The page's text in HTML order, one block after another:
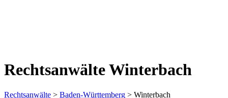
Rechtsanwälte Winterbach
Rechtsanwälte > Baden-Württemberg > Winterbach